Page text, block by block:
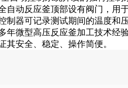
动反应釜顶部设有阀门，用
制器可记录测试期间的温度和
年微型高压反应釜加工技术经
安全、稳定、操作简便。